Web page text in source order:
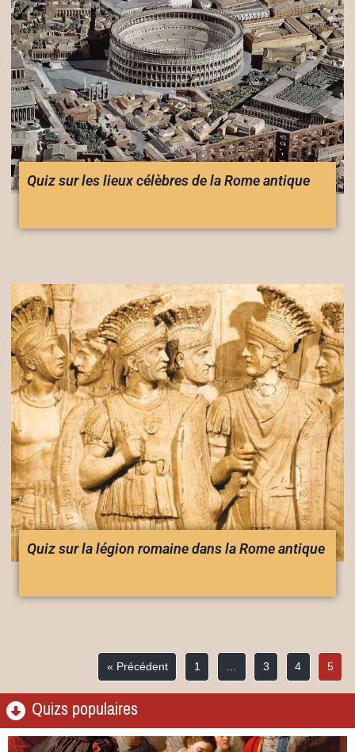
Quiz sur les lieux célèbres de la Rome antique
Quiz sur la légion romaine dans la Rome antique
« Précédent 1 … 3 4 5
Quizs populaires